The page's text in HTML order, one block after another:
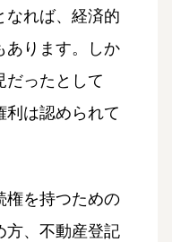
なれば、経済的
あります。しか
だったとして
利は認められて
権を持つための
方、不動産登記